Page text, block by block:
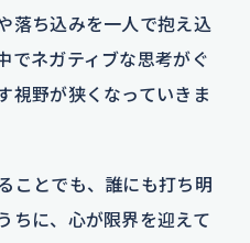
落ち込みを一人で抱え込
でネガティブな思考がぐ
視野が狭くなっていきま
ことでも、誰にも打ち明
ちに、心が限界を迎えて